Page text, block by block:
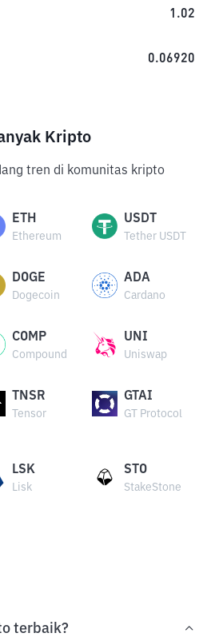
1.02
0.06920
Kripto
tren di komunitas kripto
ETH
Ethereum
USDT
Tether USDT
DOGE
Dogecoin
ADA
Cardano
COMP
Compound
UNI
Uniswap
TNSR
Tensor
GTAI
GT Protocol
LSK
Lisk
STO
StakeStone
terbaik?